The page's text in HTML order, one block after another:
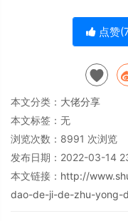
点赞(
本文分类： 大佬分享
本文标签：无
浏览次数： 8991 次浏览
发布日期：2022-03-14
本文链接： http://
dao-de-ji-de-zhu-yong-